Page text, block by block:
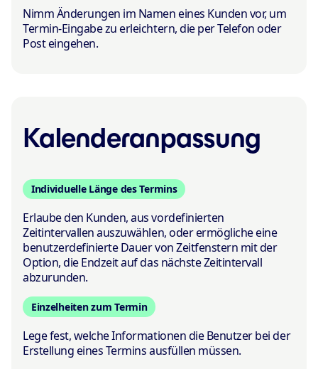
Nimm Änderungen im Namen eines Kunden vor, um
Termin-Eingabe zu erleichtern, die per Telefon oder
Post eingehen.
Kalender­anpassung
Individuelle Länge des Termins
Erlaube den Kunden, aus vordefinierten
Zeitintervallen auszuwählen, oder ermögliche eine
benutzerdefinierte Dauer von Zeitfenstern mit der
Option, die Endzeit auf das nächste Zeitintervall
abzurunden.
Einzelheiten zum Termin
Lege fest, welche Informationen die Benutzer bei der
Erstellung eines Termins ausfüllen müssen.